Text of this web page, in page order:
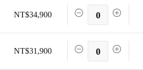
NT$34,900 0
NT$31,900 0